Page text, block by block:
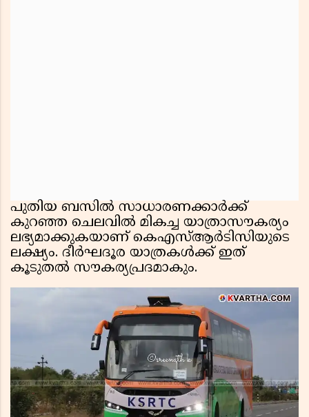
പുതിയ ബസിൽ സാധാരണക്കാർക്ക്
കുറഞ്ഞ ചെലവിൽ മികച്ച യാത്രാസൗകര്യം
ലഭ്യമാക്കുകയാണ് കെഎസ്ആർടിസിയുടെ
ലക്ഷ്യം. ദീർഘദൂര യാത്രകൾക്ക് ഇത്
കൂടുതൽ സൗകര്യപ്രദമാകും.